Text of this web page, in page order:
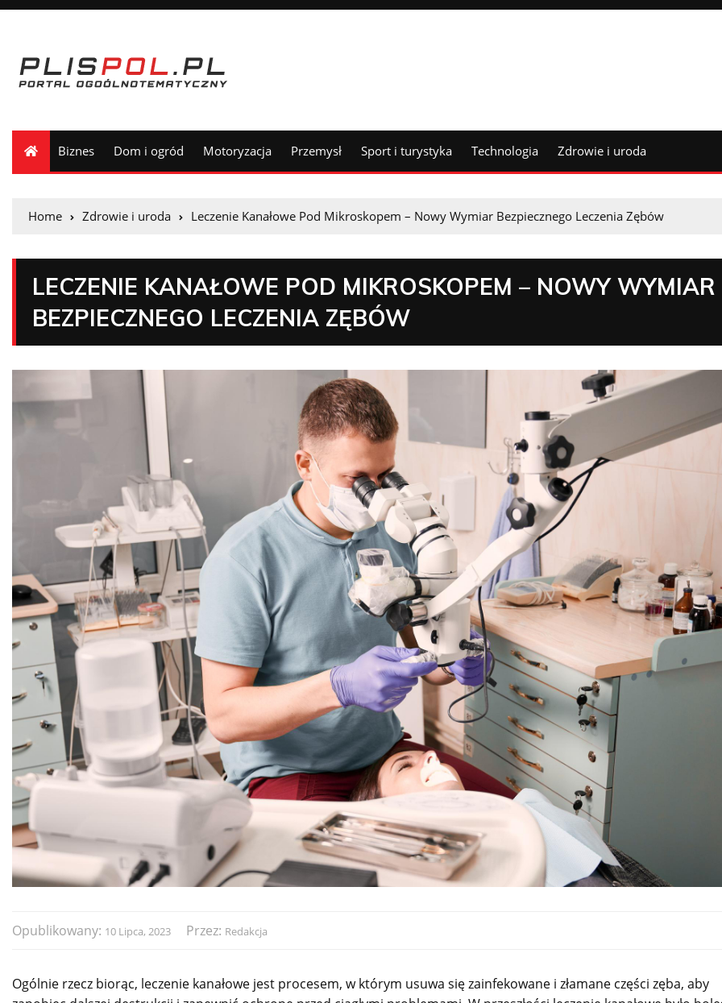
Biznes Dom i ogród Motoryzacja Przemysł Sport i turystyka Technologia Zdrowie i uroda
Home Zdrowie i uroda Leczenie Kanałowe Pod Mikroskopem – Nowy Wymiar Bezpiecznego Leczenia Zębów
LECZENIE KANAŁOWE POD MIKROSKOPEM – NOWY WYMIAR
BEZPIECZNEGO LECZENIA ZĘBÓW
Opublikowany: 10 Lipca, 2023 Przez: Redakcja
Ogólnie rzecz biorąc, leczenie kanałowe jest procesem, w którym usuwa się zainfekowane i złamane części zęba, aby